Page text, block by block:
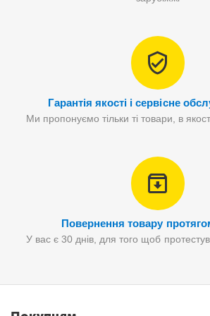
Гарантія якості і сервісне
Ми пропонуємо тільки ті товари, в
Повернення товару
У вас є 30 днів, для того щоб